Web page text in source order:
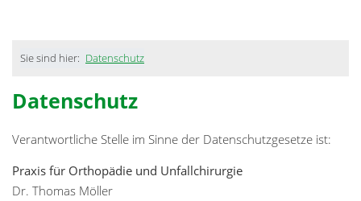
Sie sind hier: Datenschutz
Datenschutz
Verantwortliche Stelle im Sinne der Datenschutzgesetze ist:
Praxis für Orthopädie und Unfallchirurgie
Dr. Thomas Möller